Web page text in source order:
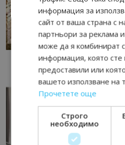
информация за
сайт от ваша страна с
партньори за реклама
може да я комбинират
информация, която сте
предоставили или
вашето използване на
Прочетете още
Строго
необходимо